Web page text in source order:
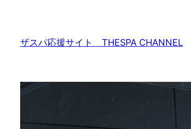
ザスパ応援サイト THESPA CHANNEL